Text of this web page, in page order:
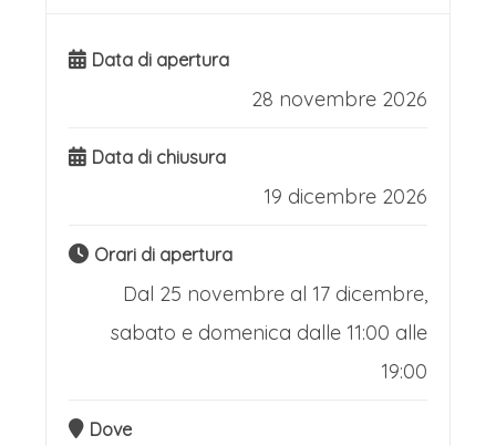
Data di apertura
28 novembre 2026
Data di chiusura
19 dicembre 2026
Orari di apertura
Dal 25 novembre al 17 dicembre,
sabato e domenica dalle 11:00 alle
19:00
Dove